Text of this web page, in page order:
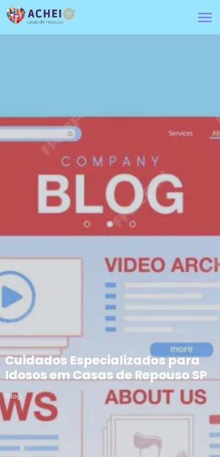
Cuidados Especializados para
Idosos em Casas de Repouso SP
Blog